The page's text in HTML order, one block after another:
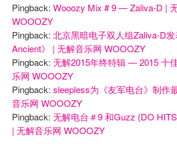
Pingback: Wooozy Mix # 9 — Zaliva-D |
WOOOZY
Pingback: 北京黑暗电子双人组Zaliva-D
Ancient》 | 无解音乐网 WOOOZY
Pingback: 无解2015年终特辑 — 2015 十
乐网 WOOOZY
Pingback: sleepless为《友军电台》制作
音乐网 WOOOZY
Pingback: 无解电台＃9 和Guzz (DO
| 无解音乐网 WOOOZY